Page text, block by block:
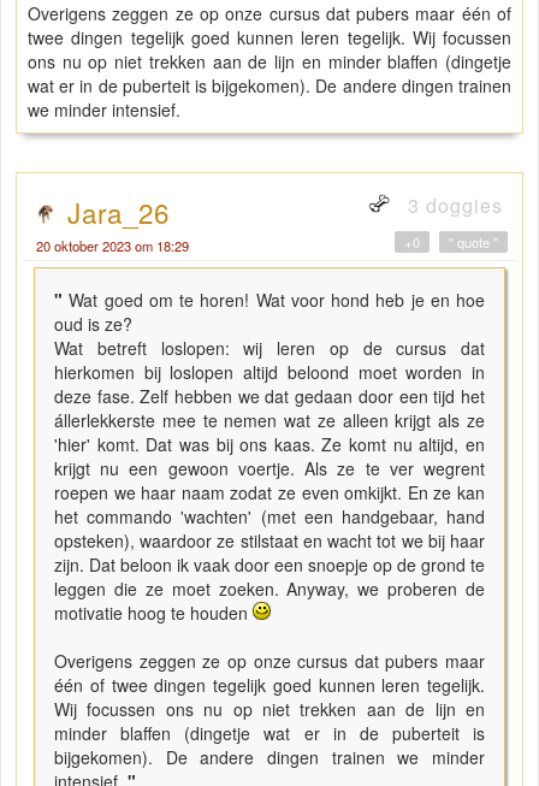
Overigens zeggen ze op onze cursus dat pubers maar één of
twee dingen tegelijk goed kunnen leren tegelijk. Wij focussen
ons nu op niet trekken aan de lijn en minder blaffen (dingetje
wat er in de puberteit is bijgekomen). De andere dingen trainen
we minder intensief.
Jara_26 3 doggies
20 oktober 2023 om 18:29 " quote "
+0
"Wat goed om te horen! Wat voor hond heb je en hoe
oud is ze?
Wat betreft loslopen: wij leren op de cursus dat
hierkomen bij loslopen altijd beloond moet worden in
deze fase. Zelf hebben we dat gedaan door een tijd het
állerlekkerste mee te nemen wat ze alleen krijgt als ze
'hier' komt. Dat was bij ons kaas. Ze komt nu altijd, en
krijgt nu een gewoon voertje. Als ze te ver wegrent
roepen we haar naam zodat ze even omkijkt. En ze kan
het commando 'wachten' (met een handgebaar, hand
opsteken), waardoor ze stilstaat en wacht tot we bij haar
zijn. Dat beloon ik vaak door een snoepje op de grond te
leggen die ze moet zoeken. Anyway, we proberen de
motivatie hoog te houden
Overigens zeggen ze op onze cursus dat pubers maar
één of twee dingen tegelijk goed kunnen leren tegelijk.
Wij focussen ons nu op niet trekken aan de lijn en
minder blaffen (dingetje wat er in de puberteit is
bijgekomen). De andere dingen trainen we minder